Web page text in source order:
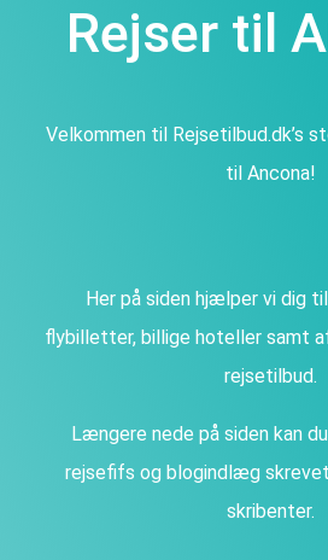
Rejser til
Velkommen til Rejsetilbud.dk’s
til Ancona!
Her på siden hjælper vi dig
flybilletter, billige hoteller samt
rejsetilbud.
Længere nede på siden kan
rejsefifs og blogindlæg
skribenter.